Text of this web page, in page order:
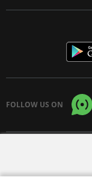
FOLLOW US ON